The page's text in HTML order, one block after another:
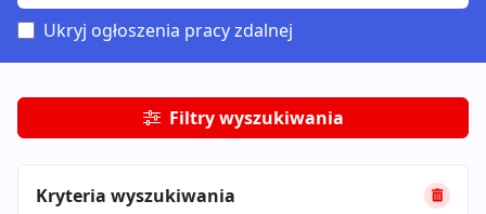
Ukryj ogłoszenia pracy zdalnej
Filtry wyszukiwania
Kryteria wyszukiwania